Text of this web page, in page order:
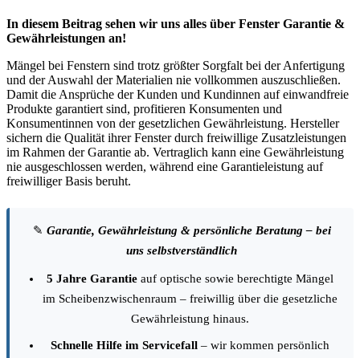
In diesem Beitrag sehen wir uns alles über Fenster Garantie &
Gewährleistungen an!
Mängel bei Fenstern sind trotz größter Sorgfalt bei der Anfertigung
und der Auswahl der Materialien nie vollkommen auszuschließen.
Damit die Ansprüche der Kunden und Kundinnen auf einwandfreie
Produkte garantiert sind, profitieren Konsumenten und
Konsumentinnen von der gesetzlichen Gewährleistung. Hersteller
sichern die Qualität ihrer Fenster durch freiwillige Zusatzleistungen
im Rahmen der Garantie ab. Vertraglich kann eine Gewährleistung
nie ausgeschlossen werden, während eine Garantieleistung auf
freiwilliger Basis beruht.
✎ Garantie, Gewährleistung & persönliche Beratung – bei
uns selbstverständlich
5 Jahre Garantieauf optische sowie berechtigte Mängel
im Scheibenzwischenraum – freiwillig über die gesetzliche
Gewährleistung hinaus.
Schnelle Hilfe im Servicefall– wir kommen persönlich